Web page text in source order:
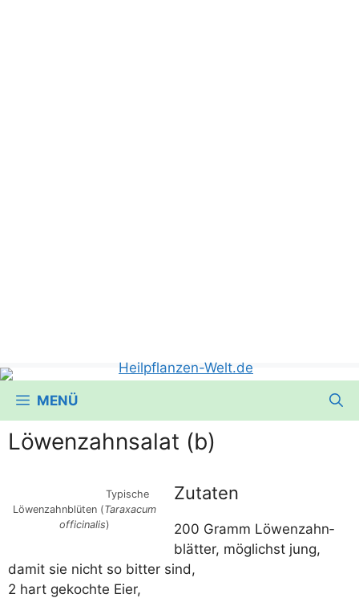
MENÜ
Löwenzahnsalat (b)
Typi­sche
Löwen­zahn­blü­ten (Tar­a­xa­cum
offi­ci­na­lis)
Zutaten
200 Gramm Löwen­zahn­
blät­ter, mög­lichst jung,
damit sie nicht so bit­ter sind,
2 hart gekoch­te Eier,